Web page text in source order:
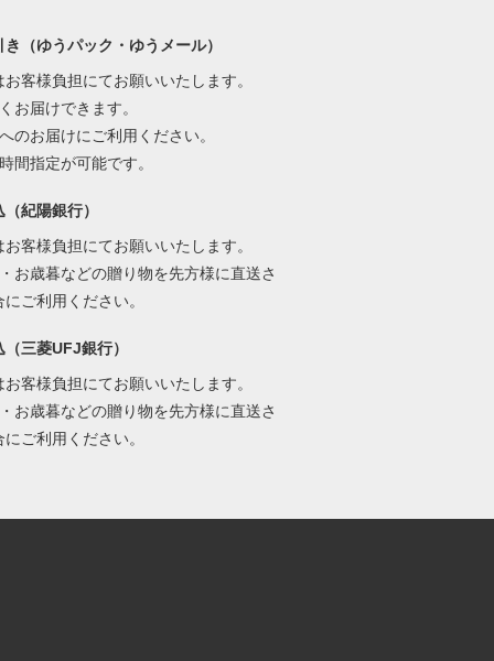
（ゆうパック・ゆうメール）
客様負担にてお願いいたします。
お届けできます。
のお届けにご利用ください。
間指定が可能です。
紀陽銀行）
客様負担にてお願いいたします。
お歳暮などの贈り物を先方様に直送さ
にご利用ください。
三菱UFJ銀行）
客様負担にてお願いいたします。
お歳暮などの贈り物を先方様に直送さ
にご利用ください。